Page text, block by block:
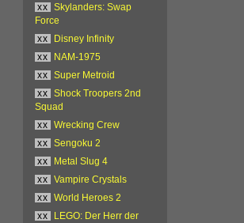
xx
Skylanders: Swap
Force
xx
Disney Infinity
xx
NAM-1975
xx
Super Metroid
xx
Shock Troopers 2nd
Squad
xx
Wrecking Crew
xx
Sengoku 2
xx
Metal Slug 4
xx
Vampire Crystals
xx
World Heroes 2
xx
LEGO: Der Herr der